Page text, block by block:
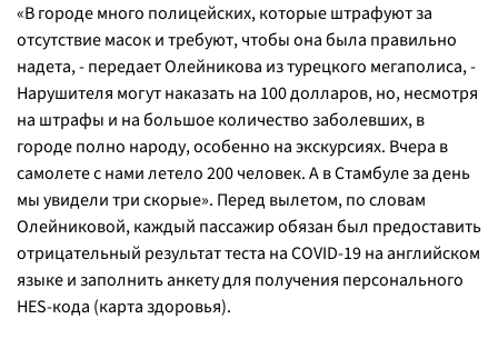
«В городе много полицейских, которые штрафуют за
отсутствие масок и требуют, чтобы она была правильно
надета, - передает Олейникова из турецкого мегаполиса, -
Нарушителя могут наказать на 100 долларов, но, несмотря
на штрафы и на большое количество заболевших, в
городе полно народу, особенно на экскурсиях. Вчера в
самолете с нами летело 200 человек. А в Стамбуле за день
мы увидели три скорые». Перед вылетом, по словам
Олейниковой, каждый пассажир обязан был предоставить
отрицательный результат теста на COVID-19 на английском
языке и заполнить анкету для получения персонального
HES-кода (карта здоровья).